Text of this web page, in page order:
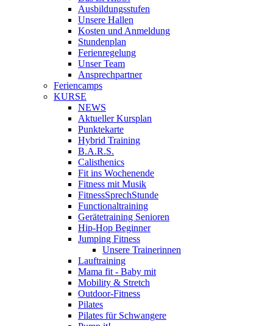
Ausbildungsstufen
Unsere Hallen
Kosten und Anmeldung
Stundenplan
Ferienregelung
Unser Team
Ansprechpartner
Feriencamps
KURSE
NEWS
Aktueller Kursplan
Punktekarte
Hybrid Training
B.A.R.S.
Calisthenics
Fit ins Wochenende
Fitness mit Musik
FitnessSprechStunde
Functionaltraining
Gerätetraining Senioren
Hip-Hop Beginner
Jumping Fitness
Unsere Trainerinnen
Lauftraining
Mama fit - Baby mit
Mobility & Stretch
Outdoor-Fitness
Pilates
Pilates für Schwangere